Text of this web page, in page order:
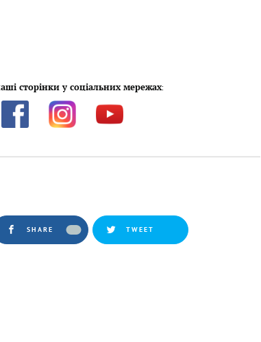
сторінки у соціальних мережах:
SHARE TWEET